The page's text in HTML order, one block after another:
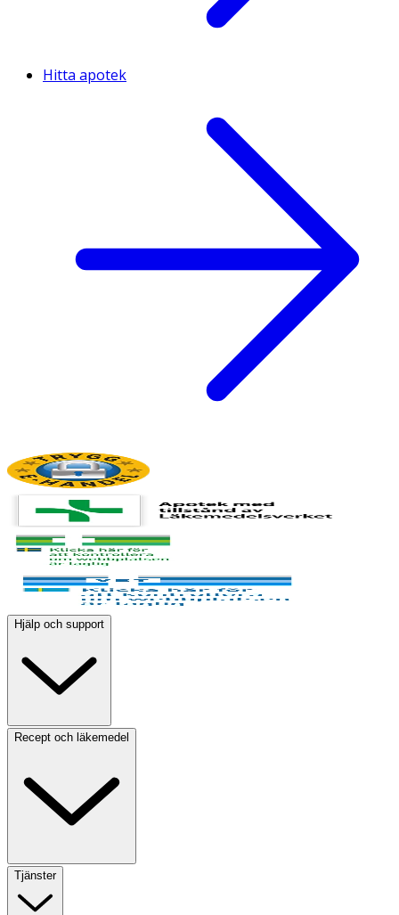
Hitta apotek
Hjälp och support
Recept och läkemedel
Tjänster